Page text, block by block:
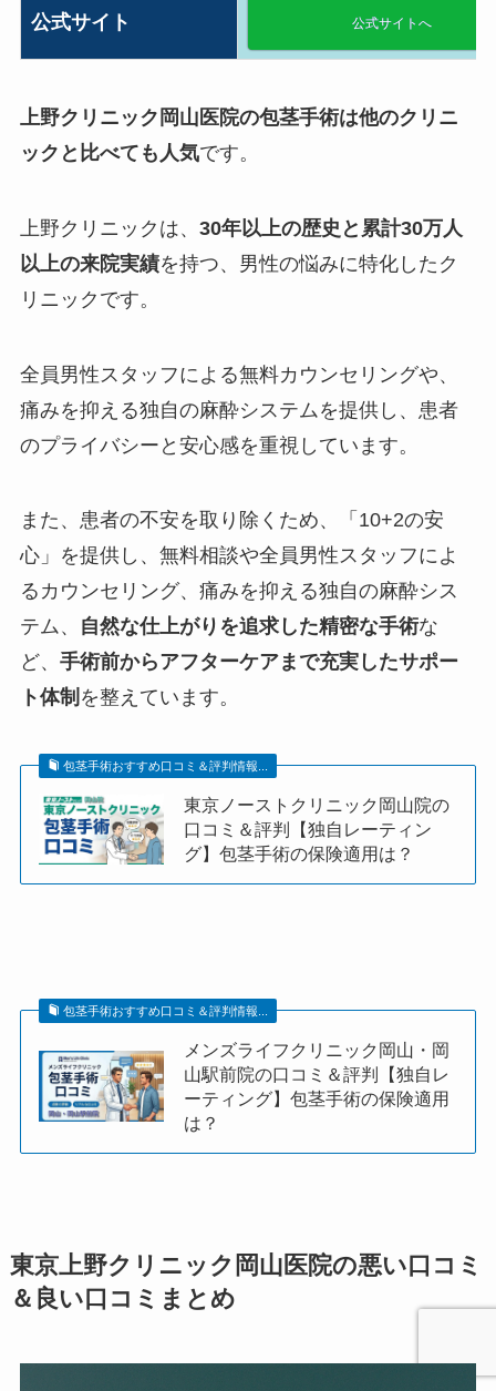
公式サイト 公式サイトへ
上野クリニック岡山医院の包茎手術は他のクリニ
ックと比べても人気です。
上野クリニックは、 30年以上の歴史と累計30万人
以上の来院実績を持つ、男性の悩みに特化したク
リニックです。
全員男性スタッフによる無料カウンセリングや、
痛みを抑える独自の麻酔システムを提供し、患者
のプライバシーと安心感を重視しています。
また、患者の不安を取り除くため、「10+2の安
心」を提供し、無料相談や全員男性スタッフによ
るカウンセリング、痛みを抑える独自の麻酔シス
テム、
自然な仕上がりを追求した精密な手術な
ど、 手術前からアフターケアまで充実したサポー
ト体制 を整えています。
包茎手術おすすめ口コミ＆評判情報...
東京ノーストクリニック岡山院の
口コミ＆評判【独自レーティン
グ】包茎手術の保険適用は？
包茎手術おすすめ口コミ＆評判情報...
メンズライフクリニック岡山・岡
山駅前院の口コミ＆評判【独自レ
ーティング】包茎手術の保険適用
は？
東京上野クリニック岡山医院の悪い口コミ
＆良い口コミまとめ